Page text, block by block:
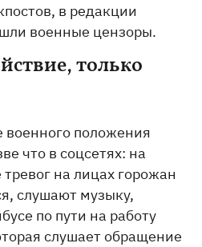
в редакции
военные цензоры.
только
военного положения
что в соцсетях: на
на лицах горожан
слушают музыку,
по пути на работу
слушает обращение